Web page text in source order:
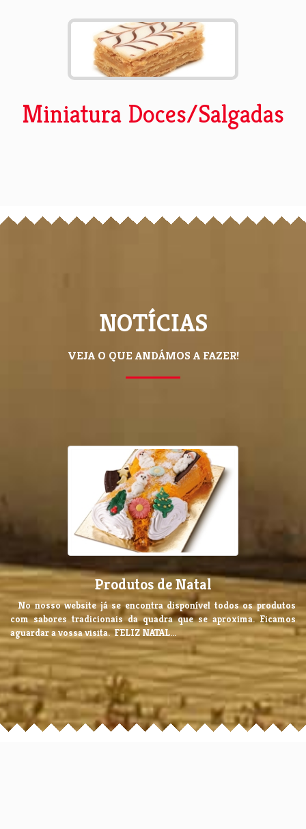
Miniatura Doces/Salgadas
NOTÍCIAS
VEJA O QUE ANDÁMOS A FAZER!
Produtos de Natal
No nosso website já se encontra disponível todos os produtos
com sabores tradicionais da quadra que se aproxima. Ficamos
aguardar a vossa visita. FELIZ NATAL...